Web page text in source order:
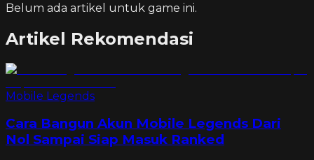
Belum ada artikel untuk game ini.
Artikel Rekomendasi
Mobile Legends
Cara Bangun Akun Mobile Legends Dari
Nol Sampai Siap Masuk Ranked